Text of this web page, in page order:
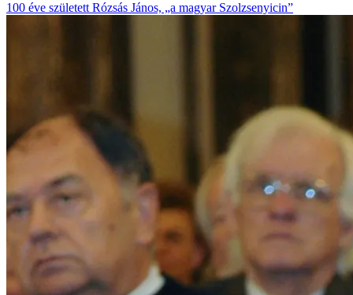
100 éve született Rózsás János, „a magyar Szolzsenyicin”